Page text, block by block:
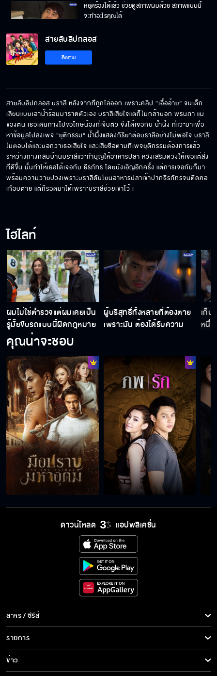
หยุดร้องได้แล้ว ช่วยดูสภาพผมด้วย สภาพแบบนี้
จะทำอะไรคุณได้
ถ้าพี่ปล่อยหนูไป หนูสัญญาเลยว่าจะให้พี่จับทั้งตัว
พี่ได้ ปาฏิหาริย์จริงๆ
ผู้บริสุทธิ์ทั้งหลายที่ต้องตายเพราะมัน ต้องได้รับ
ความยุติธรรม
ผมไม่ใช่ตำรวจแต่ผมเคยเป็น รู้มั้ยขับรถแบบนี้ผิด
กฎหมาย
สายลับลิปกลอส
ติดตาม
สายลับลิปกลอส บราลี หลังจากที่ถูกไล่ออก เพราะคลิป “เอื้ออ้าย” จนเด็ก
เลียนแบบเอาน้ำร้อนมาราดตัวเอง บราลีเสียใจแต่ก็ไม่กล้าบอก พรนภา แม่
ของตน เธอเดินทางไปขอโทษน้องที่เจ็บตัว จึงได้เจอกับ น้ำผึ้ง ที่แวะมาเพื่อ
หาข้อมูลไปลงเพจ “ยุติกรรม” น้ำผึ้งแสดงกิริยาต่อบราลีอย่างไม่พอใจ บราลี
ไม่ตอบโต้และบอกว่าเธอเสียใจ และเสียชื่อตามที่เพจยุติกรรมต้องการแล้ว
ระหว่างทางกลับบ้านบราลีแวะทำบุญให้อาหารปลา หวังเสริมดวงให้เจอแต่สิ่ง
ที่ดีขึ้น นั้นทำให้เธอได้เจอกับ ธีรภัทร​ โดยบังเอิญอีกครั้ง แต่การเจอกันก็มา
พร้อมความวายปวงเพราะบราลีดันโยนอาหารปลาเข้าปากธีรภัทรจนติดคอ
เกือบตาย แต่ก็รอดมาได้เพราะบราลีช่วยเขาไว้ เ
ไฮไลท์
ผมไม่ใช่ตำรวจแต่ผมเคยเป็น
รู้มั้ยขับรถแบบนี้ผิดกฎหมาย
ผู้บริสุทธิ์ทั้งหลายที่ต้องตาย
เพราะมัน ต้องได้รับความ
เก็
หนึ่ง
คุณน่าจะชอบ
ดาวน์โหลด แอปพลิเคชั่น
ละคร / ซีรีส์
ละคร/ซีรีส์
ซีรีส์นานาชาติ
การ์ตูน & เกม
รายการ
รายการทั้งหมด
ข่าว